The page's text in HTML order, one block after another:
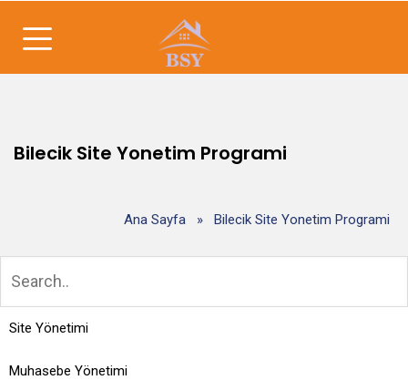
Bilecik Site Yonetim Programi
Ana Sayfa » Bilecik Site Yonetim Programi
Site Yönetimi
Muhasebe Yönetimi